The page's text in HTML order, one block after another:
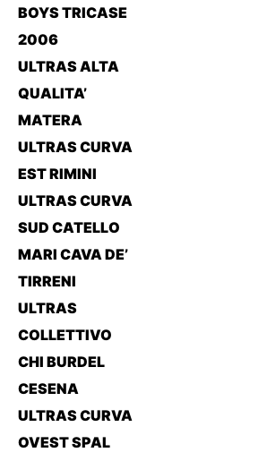
BOYS TRICASE
2006
ULTRAS ALTA
QUALITA’
MATERA
ULTRAS CURVA
EST RIMINI
ULTRAS CURVA
SUD CATELLO
MARI CAVA DE’
TIRRENI
ULTRAS
COLLETTIVO
CHI BURDEL
CESENA
ULTRAS CURVA
OVEST SPAL